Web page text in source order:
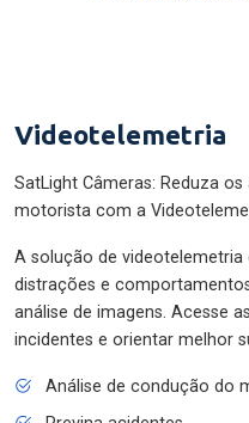
Videotelemetria
SatLight Câmeras: Reduza
motorista com a
A solução de videotelemetria
distrações e
análise de imagens. Acesse
incidentes e orientar melhor
Análise de condução do